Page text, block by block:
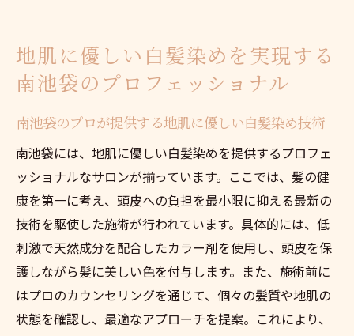
地肌に優しい白髪染めを実現する
南池袋のプロフェッショナル
南池袋のプロが提供する地肌に優しい白髪染め技術
南池袋には、地肌に優しい白髪染めを提供するプロフェ
ッショナルなサロンが揃っています。ここでは、髪の健
康を第一に考え、頭皮への負担を最小限に抑える最新の
技術を駆使した施術が行われています。具体的には、低
刺激で天然成分を配合したカラー剤を使用し、頭皮を保
護しながら髪に美しい色を付与します。また、施術前に
はプロのカウンセリングを通じて、個々の髪質や地肌の
状態を確認し、最適なアプローチを提案。これにより、